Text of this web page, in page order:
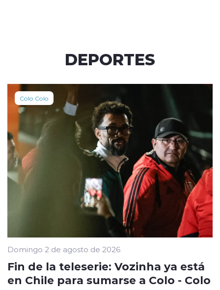
DEPORTES
Colo Colo
Domingo 2 de agosto de 2026
Fin de la teleserie: Vozinha ya está
en Chile para sumarse a Colo - Colo